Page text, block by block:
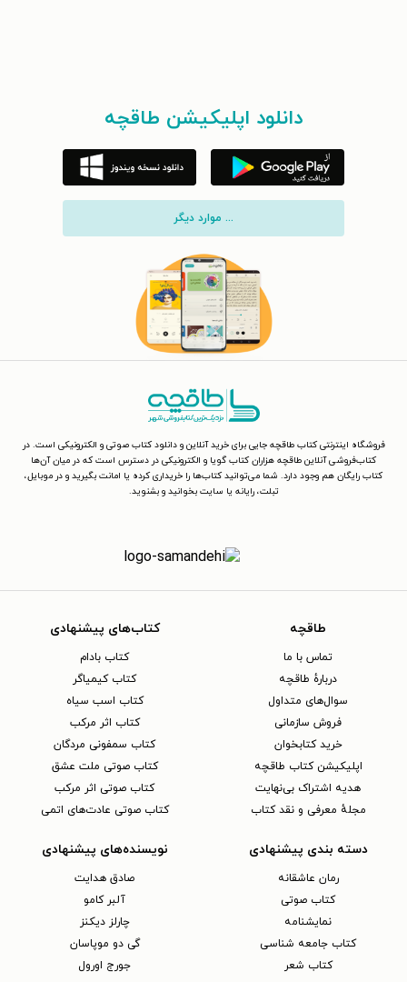
دانلود اپلیکیشن طاقچه
... موارد دیگر
فروشگاه اینترنتی کتاب طاقچه جایی برای خرید آنلاین و دانلود کتاب صوتی و الکترونیکی است. در
کتاب‌فروشی آنلاین طاقچه هزاران کتاب گویا و الکترونیکی در دسترس است که در میان آن‌ها
کتاب رایگان هم وجود دارد. شما می‌توانید کتاب‌ها را خریداری کرده یا امانت بگیرید و در موبایل،
تبلت، رایانه یا سایت بخوانید و بشنوید.
طاقچه
تماس با ما
دربارهٔ طاقچه
سوال‌های متداول
فروش سازمانی
خرید کتابخوان
اپلیکیشن کتاب طاقچه
هدیه اشتراک بی‌نهایت
مجلهٔ معرفی و نقد کتاب
کتاب‌های پیشنهادی
کتاب بادام
کتاب کیمیاگر
کتاب اسب سیاه
کتاب اثر مرکب
کتاب سمفونی مردگان
کتاب صوتی ملت عشق
کتاب صوتی اثر مرکب
کتاب صوتی عادت‌های اتمی
دسته بندی پیشنهادی
رمان عاشقانه
کتاب‌ صوتی
نمایشنامه
کتاب جامعه شناسی
کتاب شعر
نویسنده‌های پیشنهادی
صادق هدایت
آلبر کامو
چارلز دیکنز
گی دو موپاسان
جورج اورول